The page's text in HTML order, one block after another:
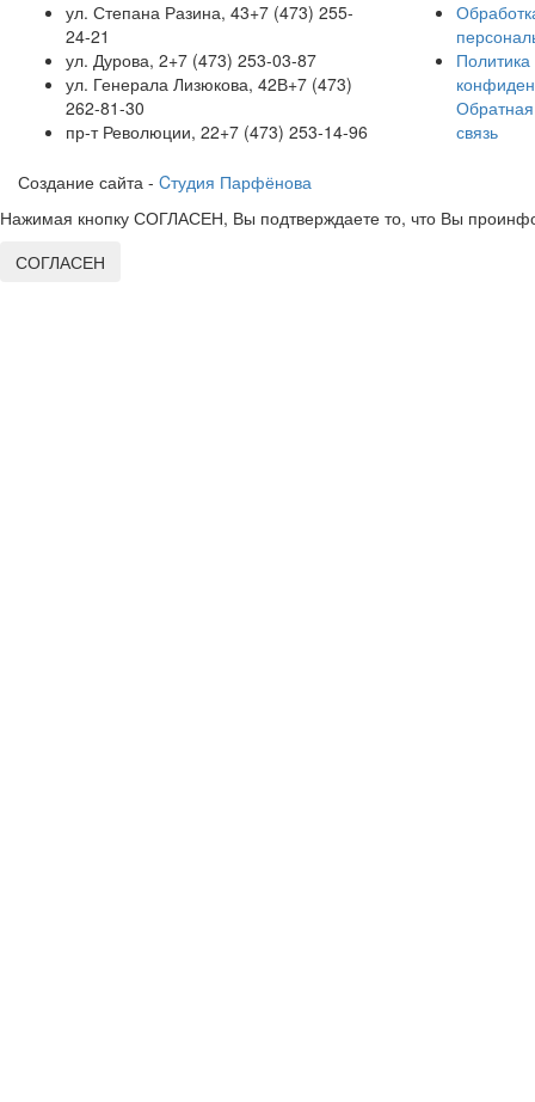
ул. Степана Разина, 43+7 (473) 255-
24-21
ул. Дурова, 2+7 (473) 253-03-87
ул. Генерала Лизюкова, 42В+7 (473)
262-81-30
пр-т Революции, 22+7 (473) 253-14-96
Политика
Обратная
связь
Создание сайта - Cтудия Парфёнова
Нажимая кнопку СОГЛАСЕН, Вы подтверждаете то, что Вы
СОГЛАСЕН